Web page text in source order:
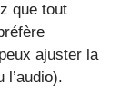
que tout
ajuster la